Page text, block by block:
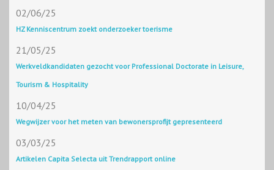
02/06/25
HZ Kenniscentrum zoekt onderzoeker toerisme
21/05/25
Werkveldkandidaten gezocht voor Professional Doctorate in Leisure,
Tourism & Hospitality
10/04/25
Wegwijzer voor het meten van bewonersprofijt gepresenteerd
03/03/25
Artikelen Capita Selecta uit Trendrapport online